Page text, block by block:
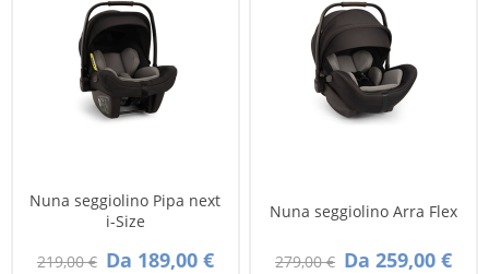
Nuna seggiolino Pipa next
i-Size
219,00 € Da 189,00 €
Nuna seggiolino Arra Flex
279,00 € Da 259,00 €